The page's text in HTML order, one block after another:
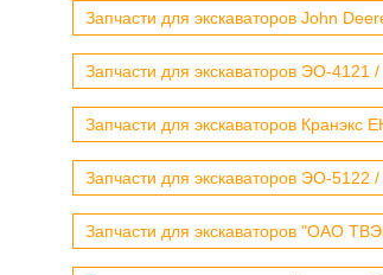
Запчасти для экскаваторов John
Запчасти для экскаваторов ЭО-
Запчасти для экскаваторов Кранэкс
Запчасти для экскаваторов ЭО-
Запчасти для экскаваторов "ОАО